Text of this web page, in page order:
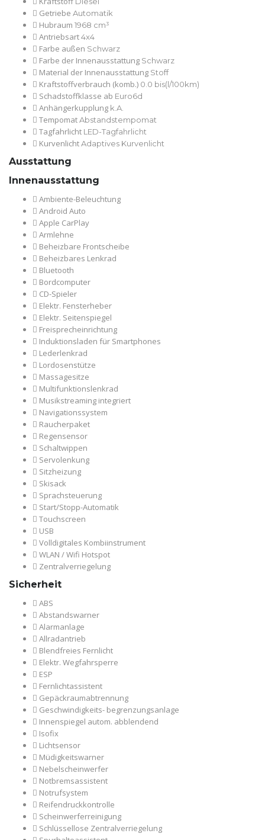
Getriebe Automatik
Hubraum 1968 cm³
Antriebsart4x4
Farbe außen Schwarz
Farbe der Innenausstattung Schwarz
Material der Innenausstattung Stoff
Kraftstoffverbrauch (komb.) 0.0 bis(l/100km)
Schadstoffklasse ab Euro6d
Anhängerkupplung k.A.
TempomatAbstandstempomat
Tagfahrlicht LED-Tagfahrlicht
KurvenlichtAdaptives Kurvenlicht
Ausstattung
Innenausstattung
Ambiente-Beleuchtung
Android Auto
Apple CarPlay
Armlehne
Beheizbare Frontscheibe
Beheizbares Lenkrad
Bluetooth
Bordcomputer
CD-Spieler
Elektr. Fensterheber
Elektr. Seitenspiegel
Freisprecheinrichtung
Induktionsladen für Smartphones
Lederlenkrad
Lordosenstütze
Massagesitze
Multifunktionslenkrad
Musikstreaming integriert
Navigationssystem
Raucherpaket
Regensensor
Schaltwippen
Servolenkung
Sitzheizung
Skisack
Sprachsteuerung
Start/Stopp-Automatik
Touchscreen
USB
Volldigitales Kombiinstrument
WLAN / Wifi Hotspot
Zentralverriegelung
Sicherheit
ABS
Abstandswarner
Alarmanlage
Allradantrieb
Blendfreies Fernlicht
Elektr. Wegfahrsperre
ESP
Fernlichtassistent
Gepäckraumabtrennung
Geschwindigkeits- begrenzungsanlage
Innenspiegel autom. abblendend
Isofix
Lichtsensor
Müdigkeitswarner
Nebelscheinwerfer
Notbremsassistent
Notrufsystem
Reifendruckkontrolle
Scheinwerferreinigung
Schlüssellose Zentralverriegelung